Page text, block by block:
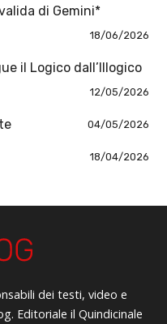
di Gemini*
18/06/2026
il Logico dall’Illogico
12/05/2026
04/05/2026
18/04/2026
dei testi, video e
Editoriale il Quindicinale